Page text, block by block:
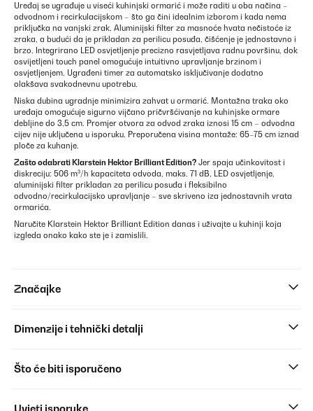
Uređaj se ugrađuje u viseći kuhinjski ormarić i može raditi u oba načina –
odvodnom i recirkulacijskom – što ga čini idealnim izborom i kada nema
priključka na vanjski zrak. Aluminijski filter za masnoće hvata nečistoće iz
zraka, a budući da je prikladan za perilicu posuđa, čišćenje je jednostavno i
brzo. Integrirano LED osvjetljenje precizno rasvjetljava radnu površinu, dok
osvijetljeni touch panel omogućuje intuitivno upravljanje brzinom i
osvjetljenjem. Ugrađeni timer za automatsko isključivanje dodatno
olakšava svakodnevnu upotrebu.
Niska dubina ugradnje minimizira zahvat u ormarić. Montažna traka oko
uređaja omogućuje sigurno vijčano pričvršćivanje na kuhinjske ormare
debljine do 3,5 cm. Promjer otvora za odvod zraka iznosi 15 cm – odvodna
cijev nije uključena u isporuku. Preporučena visina montaže: 65–75 cm iznad
ploče za kuhanje.
Zašto odabrati Klarstein Hektor Brilliant Edition? Jer spaja učinkovitost i
diskreciju: 506 m³/h kapaciteta odvoda, maks. 71 dB, LED osvjetljenje,
aluminijski filter prikladan za perilicu posuđa i fleksibilno
odvodno/recirkulacijsko upravljanje – sve skriveno iza jednostavnih vrata
ormarića.
Naručite Klarstein Hektor Brilliant Edition danas i uživajte u kuhinji koja
izgleda onako kako ste je i zamislili.
Značajke
Dimenzije i tehnički detalji
Što će biti isporučeno
Uvjeti isporuke